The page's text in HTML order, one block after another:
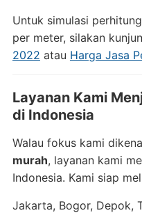
Untuk simulasi
per meter, silakan
2022 atau Harga Jasa
Layanan Kami
di Indonesia
Walau fokus kami
murah, layanan kami
Indonesia. Kami siap
Jakarta, Bogor, Depok,